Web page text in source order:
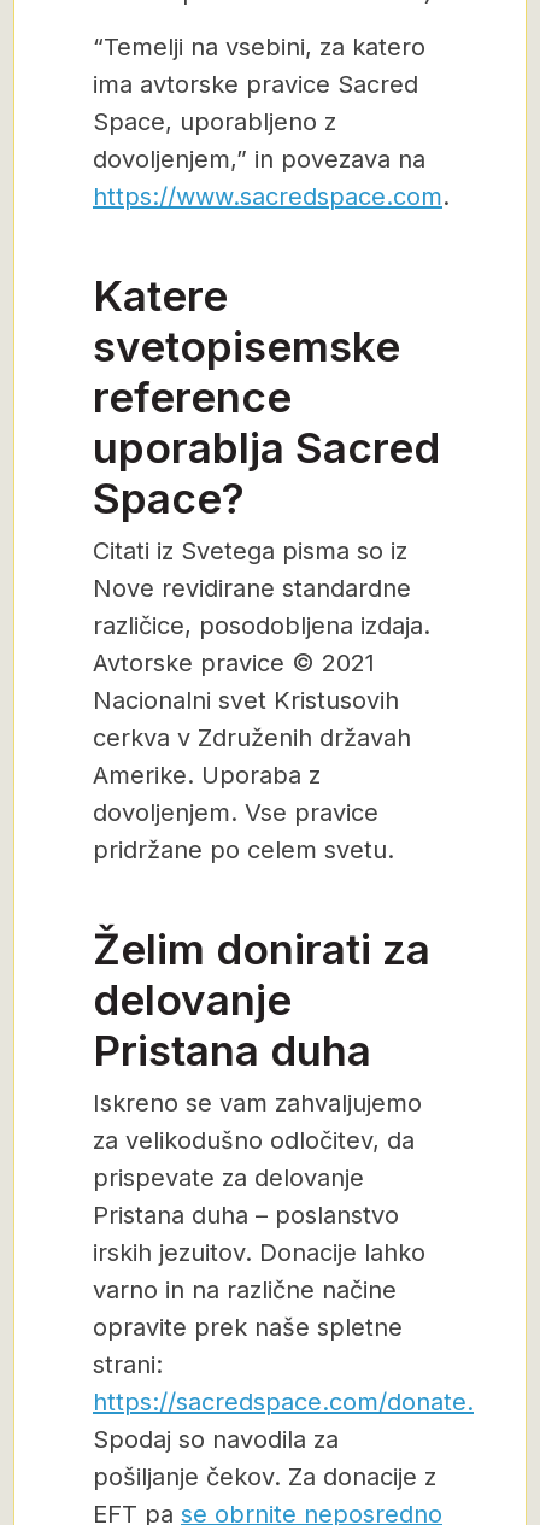
“Temelji na vsebini, za katero
ima avtorske pravice Sacred
Space, uporabljeno z
dovoljenjem,” in povezava na
https://www.sacredspace.com.
Katere
svetopisemske
reference
uporablja Sacred
Space?
Citati iz Svetega pisma so iz
Nove revidirane standardne
različice, posodobljena izdaja.
Avtorske pravice © 2021
Nacionalni svet Kristusovih
cerkva v Združenih državah
Amerike. Uporaba z
dovoljenjem. Vse pravice
pridržane po celem svetu.
Želim donirati za
delovanje
Pristana duha
Iskreno se vam zahvaljujemo
za velikodušno odločitev, da
prispevate za delovanje
Pristana duha – poslanstvo
irskih jezuitov. Donacije lahko
varno in na različne načine
opravite prek naše spletne
strani:
https://sacredspace.com/donate.
Spodaj so navodila za
pošiljanje čekov. Za donacije z
EFT pa se obrnite neposredno